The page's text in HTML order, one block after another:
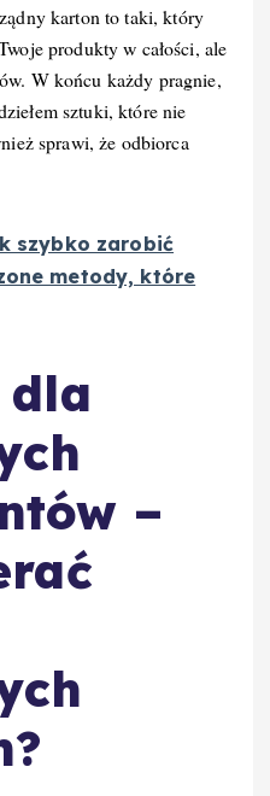
karton to taki, który
produkty w całości, ale
W końcu każdy pragnie,
sztuki, które nie
sprawi, że odbiorca
szybko zarobić
metody, które
dla
–